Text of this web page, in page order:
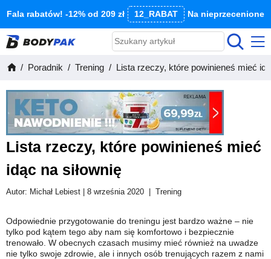
Fala rabatów! -12% od 209 zł 12_RABAT Na nieprzecenione
Poradnik Trening Lista rzeczy, które powinieneś mieć
Lista rzeczy, które powinieneś mieć
idąc na siłownię
Autor: Michał Lebiest | 8 września 2020 Trening
Odpowiednie przygotowanie do treningu jest bardzo ważne – nie
tylko pod kątem tego aby nam się komfortowo i bezpiecznie
trenowało. W obecnych czasach musimy mieć również na uwadze
nie tylko swoje zdrowie, ale i innych osób trenujących razem z nami